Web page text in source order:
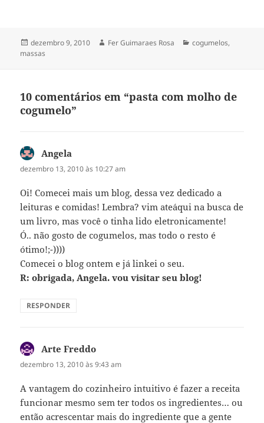
Publicado
em
dezembro 9, 2010 Autor
Fer Guimaraes Rosa Categorias
cogumelos,
massas
10 comentários em “pasta com molho de
cogumelo”
Angela
dezembro 13, 2010 às 10:27 am
Oi! Comecei mais um blog, dessa vez dedicado a
leituras e comidas! Lembra? vim ate´aqui na busca de
um livro, mas você o tinha lido eletronicamente!
Ó.. não gosto de cogumelos, mas todo o resto é
ótimo!;-))))
Comecei o blog ontem e já linkei o seu.
R: obrigada, Angela. vou visitar seu blog!
RESPONDER
Arte Freddo
dezembro 13, 2010 às 9:43 am
A vantagem do cozinheiro intuitivo é fazer a receita
funcionar mesmo sem ter todos os ingredientes… ou
então acrescentar mais do ingrediente que a gente